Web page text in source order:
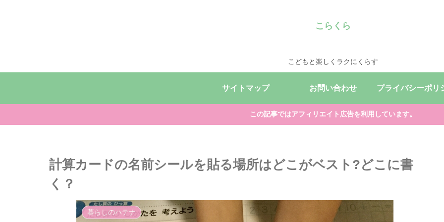
こらくら
こどもと楽しくラクにくらす
サイトマップ お問い合わせ
この記事ではアフィリエイト広告を利用しています。
計算カードの名前シールを貼る場所はどこがベスト?どこに書
く？
暮らしのハテナ